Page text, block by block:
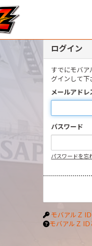
ログイン
すでにモバア
グインして下
メールアドレ
パスワード
パスワードを忘
モバアルＺ
モバアルＺ ID